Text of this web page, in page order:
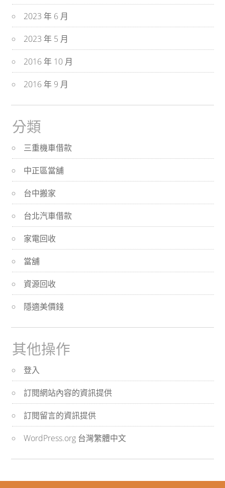
2023 年 6 月
2023 年 5 月
2016 年 10 月
2016 年 9 月
分類
三重機車借款
中正區當舖
台中搬家
台北汽車借款
家電回收
當舖
資源回收
隱適美價錢
其他操作
登入
訂閱網站內容的資訊提供
訂閱留言的資訊提供
WordPress.org 台灣繁體中文